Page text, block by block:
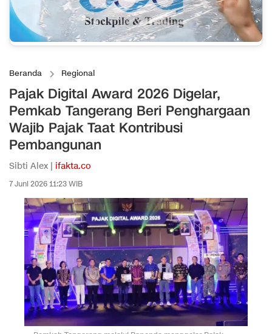
Beranda Regional
Pajak Digital Award 2026 Digelar,
Pemkab Tangerang Beri Penghargaan
Wajib Pajak Taat Kontribusi
Pembangunan
Sibti Alex | ifakta.co
7 Juni 2026 11:23 WIB